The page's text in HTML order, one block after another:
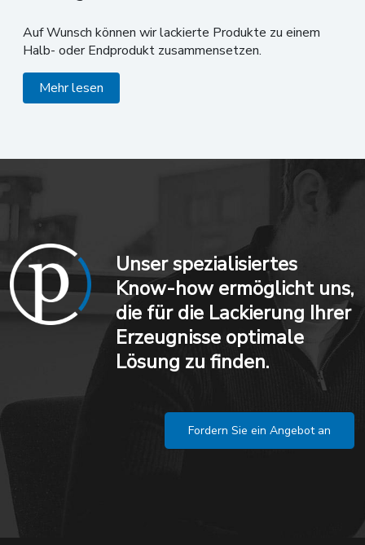
Auf Wunsch können wir lackierte Produkte zu einem
Halb- oder Endprodukt zusammensetzen.
Mehr lesen
Unser spezialisiertes
Know-how ermöglicht uns,
die für die Lackierung Ihrer
Erzeugnisse optimale
Lösung zu finden.
Fordern Sie ein Angebot an